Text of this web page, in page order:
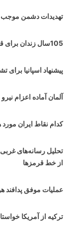
تهدیدات دشمن
105سال زندان برای قتل کماندوی هلندی
پیشنهاد اسپانیا
آلمان آماده اعزام نیرو
کدام نقاط ایران
تحلیل رسانه‌های غربی
از خط قرمزها
عملیات موفق پدافند
ترکیه از آمریکا